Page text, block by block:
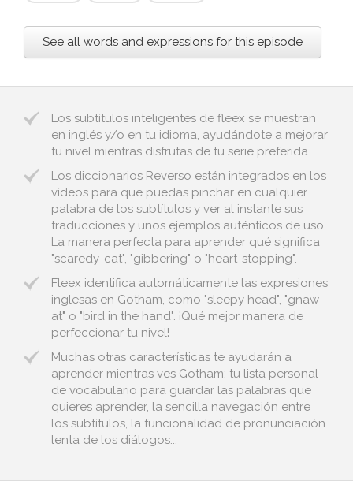
See all words and expressions for this episode
Los subtítulos inteligentes de fleex se muestran
en inglés y/o en tu idioma, ayudándote a mejorar
tu nivel mientras disfrutas de tu serie preferida.
Los diccionarios Reverso están integrados en los
vídeos para que puedas pinchar en cualquier
palabra de los subtítulos y ver al instante sus
traducciones y unos ejemplos auténticos de uso.
La manera perfecta para aprender qué significa
"scaredy-cat", "gibbering" o "heart-stopping".
Fleex identifica automáticamente las expresiones
inglesas en Gotham, como "sleepy head", "gnaw
at" o "bird in the hand". ¡Qué mejor manera de
perfeccionar tu nivel!
Muchas otras características te ayudarán a
aprender mientras ves Gotham: tu lista personal
de vocabulario para guardar las palabras que
quieres aprender, la sencilla navegación entre
los subtítulos, la funcionalidad de pronunciación
lenta de los diálogos...